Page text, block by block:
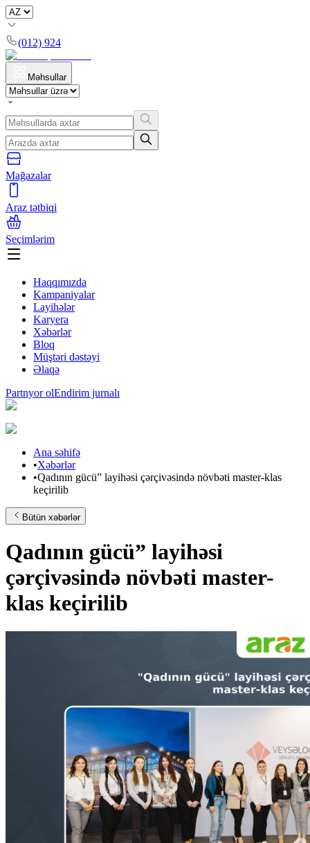
(012) 924
Məhsullar
Mağazalar
Araz tətbiqi
Seçimlərim
Haqqımızda
Kampaniyalar
Layihələr
Karyera
Xəbərlər
Bloq
Müştəri dəstəyi
Əlaqə
Partnyor olEndirim jurnalı
Ana səhifə
•Xəbərlər
•Qadının gücü” layihəsi çərçivəsində növbəti master-klas
keçirilib
Bütün xəbərlər
Qadının gücü” layihəsi
çərçivəsində növbəti master-
klas keçirilib